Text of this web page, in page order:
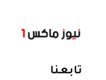
تابعنا